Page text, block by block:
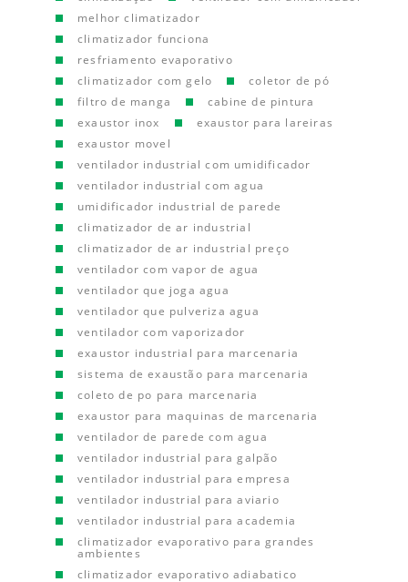
melhor climatizador
climatizador funciona
resfriamento evaporativo
climatizador com gelo
coletor de pó
filtro de manga
cabine de pintura
exaustor inox
exaustor para lareiras
exaustor movel
ventilador industrial com umidificador
ventilador industrial com agua
umidificador industrial de parede
climatizador de ar industrial
climatizador de ar industrial preço
ventilador com vapor de agua
ventilador que joga agua
ventilador que pulveriza agua
ventilador com vaporizador
exaustor industrial para marcenaria
sistema de exaustão para marcenaria
coleto de po para marcenaria
exaustor para maquinas de marcenaria
ventilador de parede com agua
ventilador industrial para galpão
ventilador industrial para empresa
ventilador industrial para aviario
ventilador industrial para academia
climatizador evaporativo para grandes
ambientes
climatizador evaporativo adiabatico